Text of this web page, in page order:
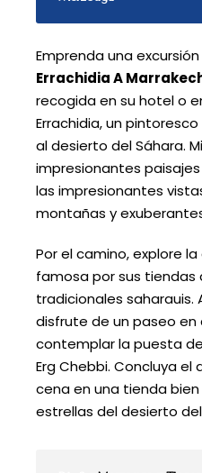
Emprenda una
Errachidia A
recogida en su hotel o
Errachidia, un
al desierto del Sáhara.
impresionantes
las impresionantes
montañas y
Por el camino, explore
famosa por sus tiendas
tradicionales saharauis.
disfrute de un paseo en
contemplar la puesta
Erg Chebbi. Concluya el
cena en una tienda
estrellas del desierto